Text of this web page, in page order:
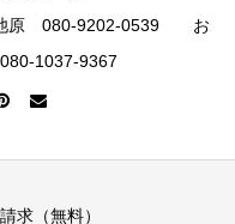
池原 080-9202-0539 お
1037-9367
求（無料）